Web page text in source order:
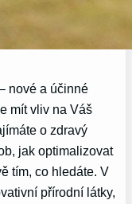
nové a účinné
mít vliv na Váš
o zdravý
jak optimalizovat
tím, co hledáte. V
přírodní látky,